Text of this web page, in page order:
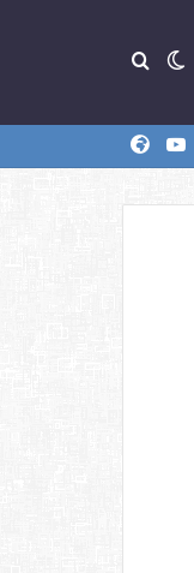
الوضع
يوتيوب تويتر